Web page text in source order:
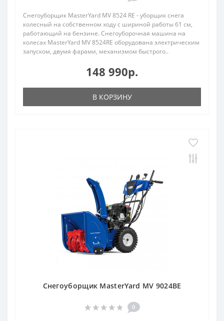
Снегоуборщик MasterYard MV 8524 RE - уборщик снега
колесный на собственном ходу с шириной работы 61 см,
работающий на бензине. Снегоуборочная машина на
колесах MasterYard MV 8524RE оборудована электрическим
запуском, двумя фарами, механизмом быстрого..
148 990р.
В КОРЗИНУ
Снегоуборщик MasterYard MV 9024BE
0